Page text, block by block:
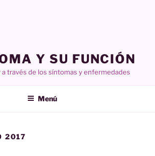
Y SU FUNCIÓN
a través de los síntomas y enfermedades
Menú
2017